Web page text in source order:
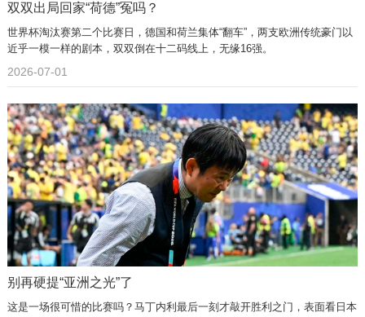
双双出局回家“荷德”冤吗？
世界杯淘汰赛第二个比赛日，德国和荷兰集体“翻车”，两支欧洲传统豪门以
近乎一模一样的剧本，双双倒在十二码线上，无缘16强。
2026-07-01
别再硬提“亚洲之光”了
这是一场很可惜的比赛吗？马丁内利最后一刻才敲开胜利之门，表面看日本